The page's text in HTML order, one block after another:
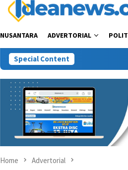
NUSANTARA ADVERTORIAL
Special ContentViral Ucapan
Home Advertorial